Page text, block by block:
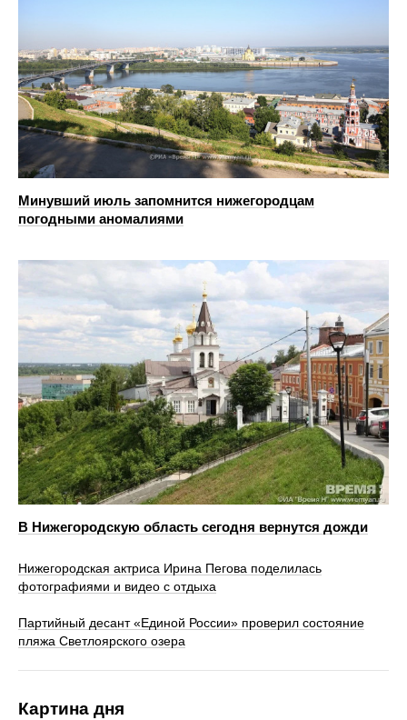
Минувший июль запомнится нижегородцам
погодными аномалиями
В Нижегородскую область сегодня вернутся дожди
Нижегородская актриса Ирина Пегова поделилась
фотографиями и видео с отдыха
Партийный десант «Единой России» проверил состояние
пляжа Светлоярского озера
Картина дня